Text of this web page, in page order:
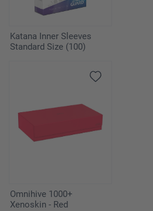
Katana Inner Sleeves
Standard Size (100)
Omnihive 1000+
Xenoskin - Red